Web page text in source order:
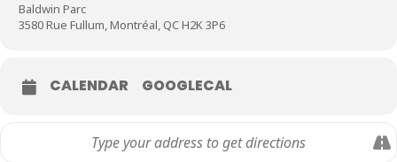
Baldwin Parc
3580 Rue Fullum, Montréal, QC H2K 3P6
CALENDAR GOOGLECAL